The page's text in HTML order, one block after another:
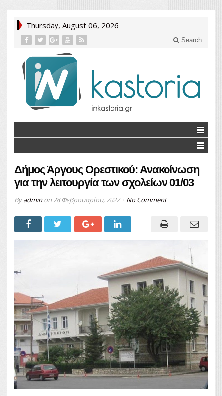
Thursday, August 06, 2026
Search
Δήμος Άργους Ορεστικού: Ανακοίνωση
για την λειτουργία των σχολείων 01/03
Byadminon 28 Φεβρουαρίου, 2022 No Comment